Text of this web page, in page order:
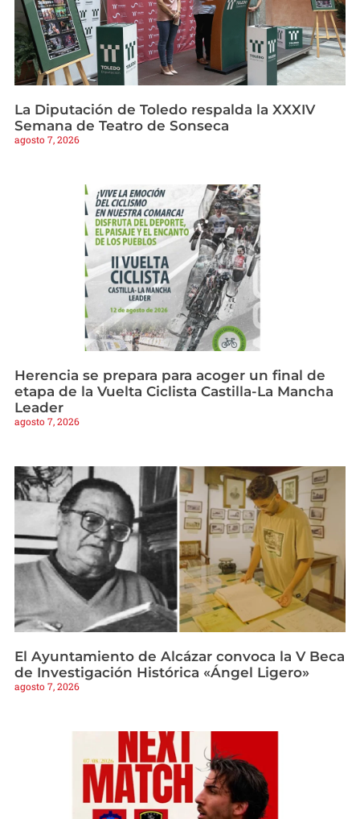
La Diputación de Toledo respalda la XXXIV
Semana de Teatro de Sonseca
agosto 7, 2026
Herencia se prepara para acoger un final de
etapa de la Vuelta Ciclista Castilla-La Mancha
Leader
agosto 7, 2026
El Ayuntamiento de Alcázar convoca la V Beca
de Investigación Histórica «Ángel Ligero»
agosto 7, 2026